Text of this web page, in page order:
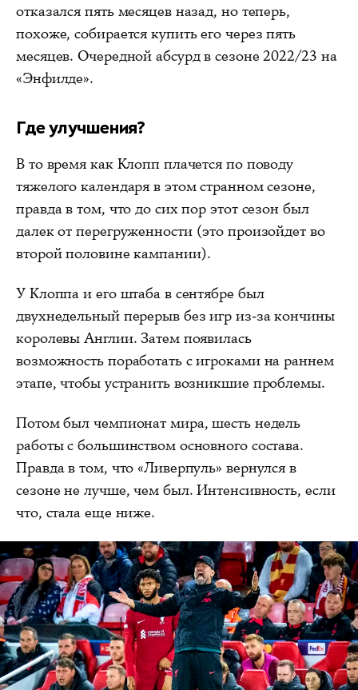
отказался пять месяцев назад, но теперь,
похоже, собирается купить его через пять
месяцев. Очередной абсурд в сезоне 2022/23 на
«Энфилде».
Где улучшения?
В то время как Клопп плачется по поводу
тяжелого календаря в этом странном сезоне,
правда в том, что до сих пор этот сезон был
далек от перегруженности (это произойдет во
второй половине кампании).
У Клоппа и его штаба в сентябре был
двухнедельный перерыв без игр из-за кончины
королевы Англии. Затем появилась
возможность поработать с игроками на раннем
этапе, чтобы устранить возникшие проблемы.
Потом был чемпионат мира, шесть недель
работы с большинством основного состава.
Правда в том, что «Ливерпуль» вернулся в
сезоне не лучше, чем был. Интенсивность, если
что, стала еще ниже.